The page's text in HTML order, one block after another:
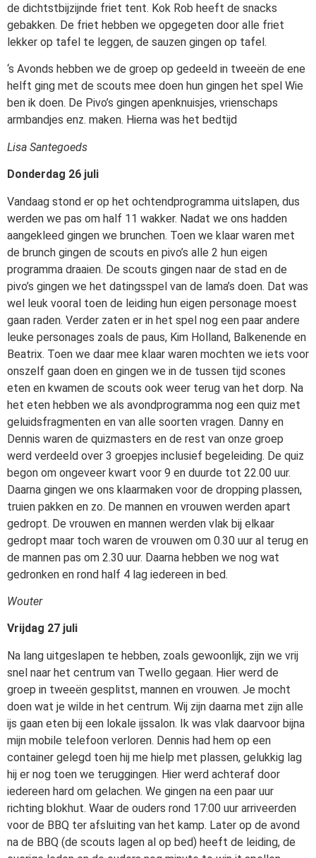
de dichtstbijzijnde friet tent. Kok Rob heeft de snacks
gebakken. De friet hebben we opgegeten door alle friet
lekker op tafel te leggen, de sauzen gingen op tafel.
‘s Avonds hebben we de groep op gedeeld in tweeën de ene
helft ging met de scouts mee doen hun gingen het spel Wie
ben ik doen. De Pivo’s gingen apenknuisjes, vrienschaps
armbandjes enz. maken. Hierna was het bedtijd
Lisa Santegoeds
Donderdag 26 juli
Vandaag stond er op het ochtendprogramma uitslapen, dus
werden we pas om half 11 wakker. Nadat we ons hadden
aangekleed gingen we brunchen. Toen we klaar waren met
de brunch gingen de scouts en pivo’s alle 2 hun eigen
programma draaien. De scouts gingen naar de stad en de
pivo’s gingen we het datingsspel van de lama’s doen. Dat was
wel leuk vooral toen de leiding hun eigen personage moest
gaan raden. Verder zaten er in het spel nog een paar andere
leuke personages zoals de paus, Kim Holland, Balkenende en
Beatrix. Toen we daar mee klaar waren mochten we iets voor
onszelf gaan doen en gingen we in de tussen tijd scones
eten en kwamen de scouts ook weer terug van het dorp. Na
het eten hebben we als avondprogramma nog een quiz met
geluidsfragmenten en van alle soorten vragen. Danny en
Dennis waren de quizmasters en de rest van onze groep
werd verdeeld over 3 groepjes inclusief begeleiding. De quiz
begon om ongeveer kwart voor 9 en duurde tot 22.00 uur.
Daarna gingen we ons klaarmaken voor de dropping plassen,
truien pakken en zo. De mannen en vrouwen werden apart
gedropt. De vrouwen en mannen werden vlak bij elkaar
gedropt maar toch waren de vrouwen om 0.30 uur al terug en
de mannen pas om 2.30 uur. Daarna hebben we nog wat
gedronken en rond half 4 lag iedereen in bed.
Wouter
Vrijdag 27 juli
Na lang uitgeslapen te hebben, zoals gewoonlijk, zijn we vrij
snel naar het centrum van Twello gegaan. Hier werd de
groep in tweeën gesplitst, mannen en vrouwen. Je mocht
doen wat je wilde in het centrum. Wij zijn daarna met zijn alle
ijs gaan eten bij een lokale ijssalon. Ik was vlak daarvoor bijna
mijn mobile telefoon verloren. Dennis had hem op een
container gelegd toen hij me hielp met plassen, gelukkig lag
hij er nog toen we teruggingen. Hier werd achteraf door
iedereen hard om gelachen. We gingen na een paar uur
richting blokhut. Waar de ouders rond 17:00 uur arriveerden
voor de BBQ ter afsluiting van het kamp. Later op de avond
na de BBQ (de scouts lagen al op bed) heeft de leiding, de